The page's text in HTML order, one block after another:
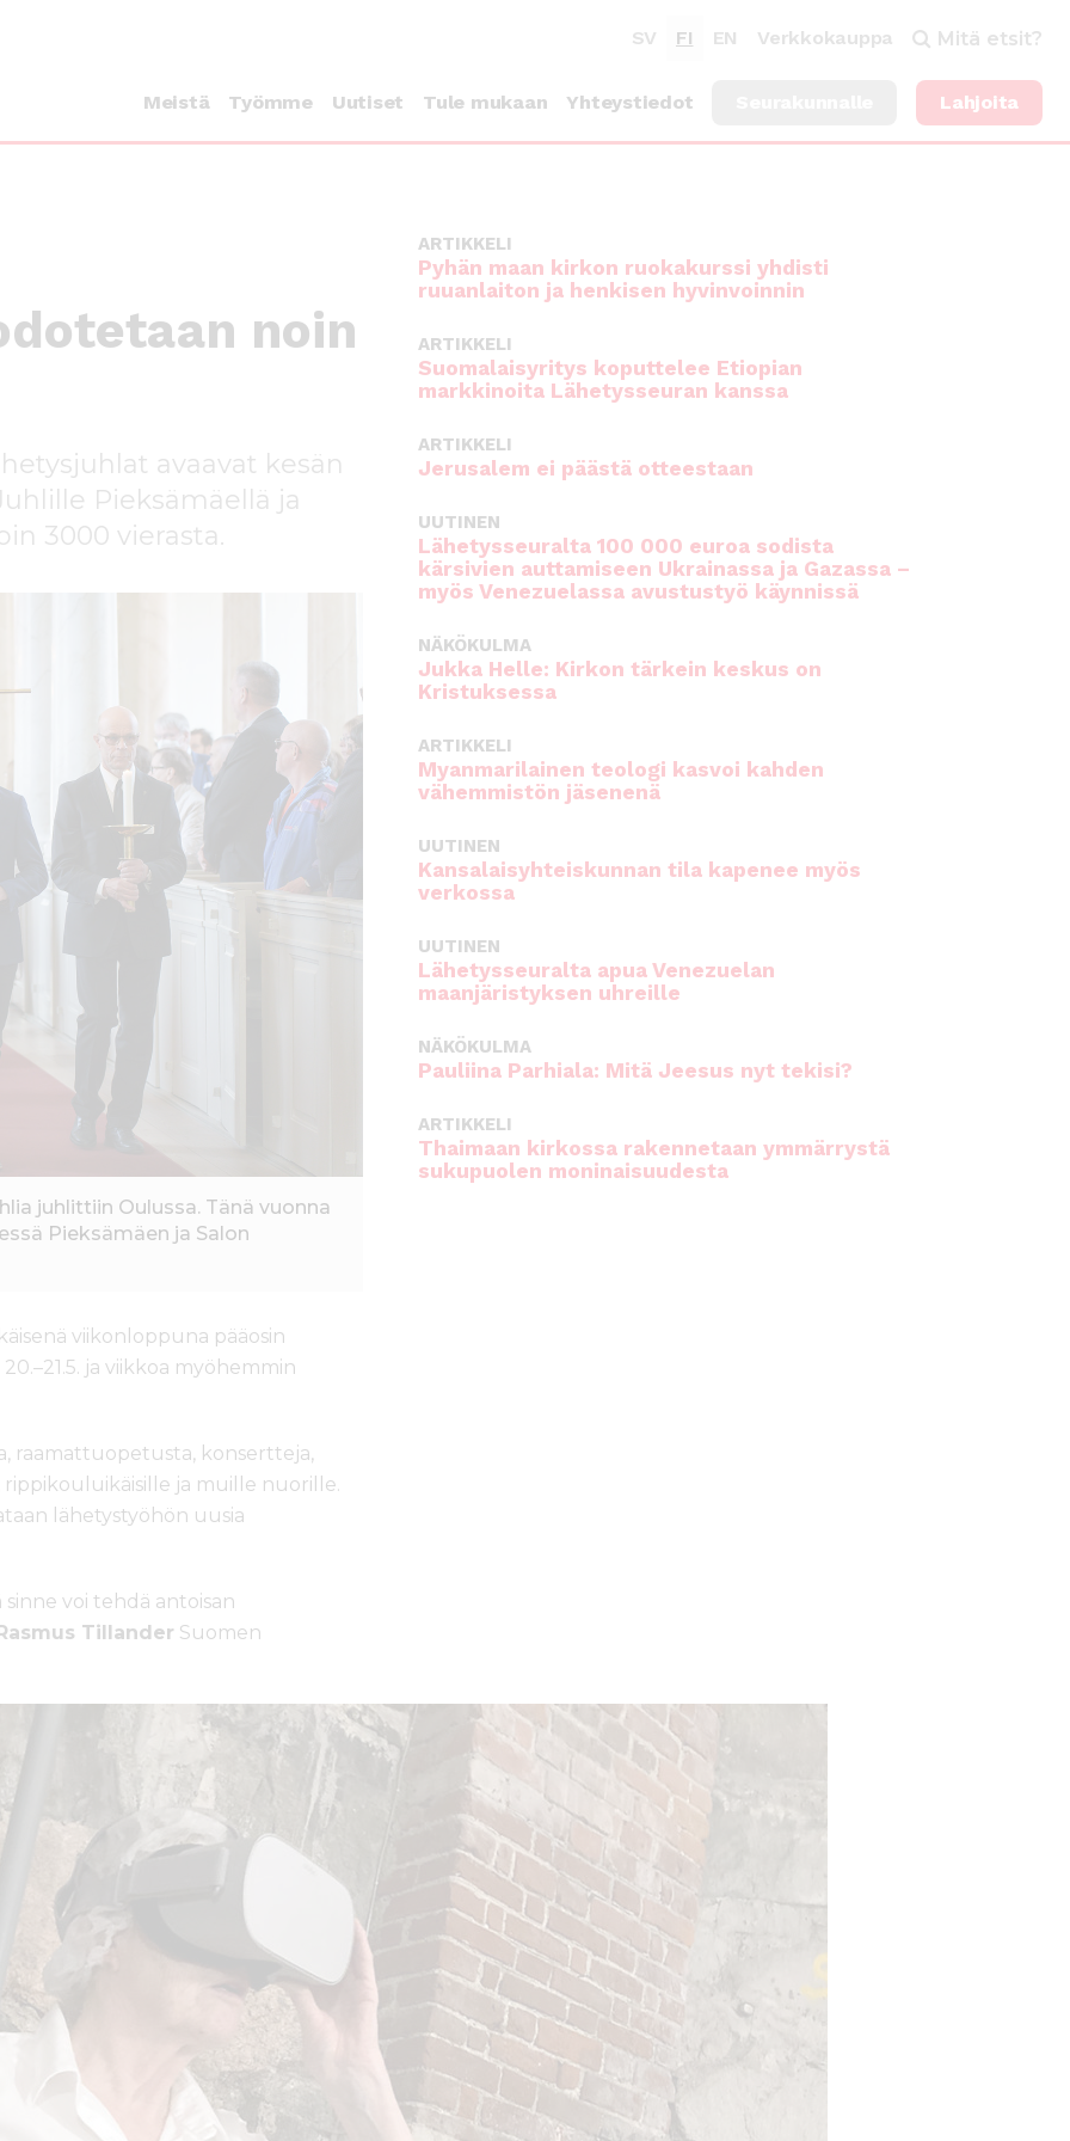
SV FI EN Verkkokauppa Mitä etsit?
Meistä Työmme Uutiset Tule mukaan Yhteystiedot Lahjoita
noin
avaavat kesän
Pieksämäellä ja
3000 vierasta.
juhlittiin Oulussa. Tänä vuonna
Pieksämäen ja Salon
viikonloppuna pääosin
ja viikkoa myöhemmin
raamattuopetusta, konsertteja,
rippikouluikäisille ja muille nuorille.
lähetystyöhön uusia
voi tehdä antoisan
Tillander Suomen
ARTIKKELI
Pyhän maan kirkon ruokakurssi yhdisti
ruuanlaiton ja henkisen hyvinvoinnin
ARTIKKELI
Suomalaisyritys koputtelee Etiopian
markkinoita Lähetysseuran kanssa
ARTIKKELI
Jerusalem ei päästä otteestaan
UUTINEN
Lähetysseuralta 100 000 euroa sodista
kärsivien auttamiseen Ukrainassa ja Gazassa –
myös Venezuelassa avustustyö käynnissä
NÄKÖKULMA
Jukka Helle: Kirkon tärkein keskus on
Kristuksessa
ARTIKKELI
Myanmarilainen teologi kasvoi kahden
vähemmistön jäsenenä
UUTINEN
Kansalaisyhteiskunnan tila kapenee myös
verkossa
UUTINEN
Lähetysseuralta apua Venezuelan
maanjäristyksen uhreille
NÄKÖKULMA
Pauliina Parhiala: Mitä Jeesus nyt tekisi?
ARTIKKELI
Thaimaan kirkossa rakennetaan ymmärrystä
sukupuolen moninaisuudesta